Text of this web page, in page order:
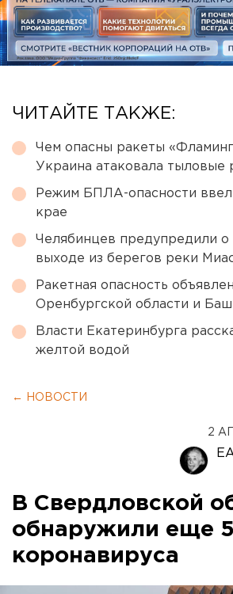
ЧИТАЙТЕ ТАКЖЕ:
Чем опасны ракеты
Украина атаковала тыловые
Режим БПЛА-опасности
крае
Челябинцев предупредили о
выходе из берегов реки
Ракетная опасность
Оренбургской области и
Власти Екатеринбурга
желтой водой
← НОВОСТИ
2
В Свердловской
обнаружили еще 5
коронавируса